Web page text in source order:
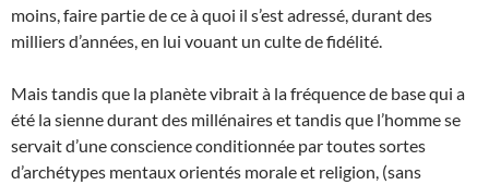
moins, faire partie de ce à quoi il s’est adressé, durant des
milliers d’années, en lui vouant un culte de fidélité.
Mais tandis que la planète vibrait à la fréquence de base qui a
été la sienne durant des millénaires et tandis que l’homme se
servait d’une conscience conditionnée par toutes sortes
d’archétypes mentaux orientés morale et religion, (sans